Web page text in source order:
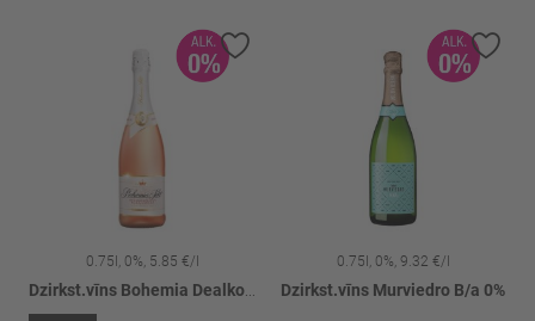
Pievienot vēlmju sarakstam
0.75l, 0%, 5.85 €/l
Pievienot vēlmju sarakstam
0.75l, 0%, 9.32 €/l
Dzirkst.vīns Murviedro B/a 0%